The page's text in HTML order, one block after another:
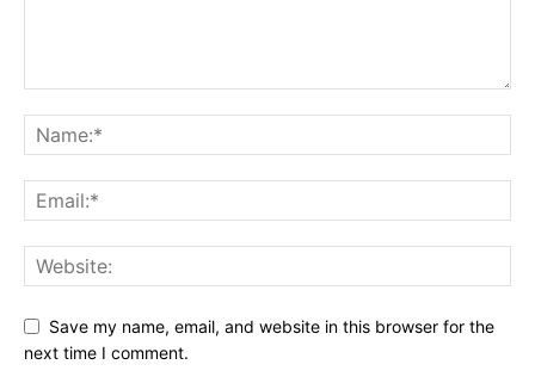
Save my name, email, and website in this browser for the
next time I comment.